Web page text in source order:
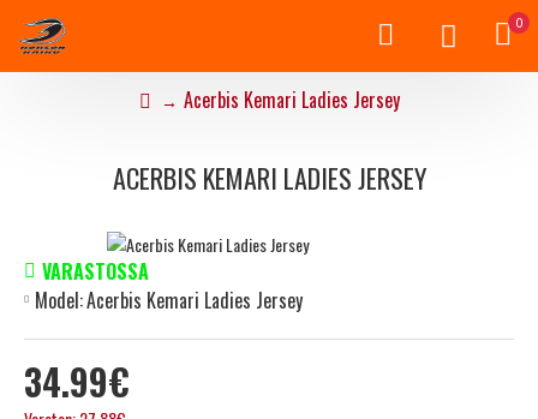
0
Acerbis Kemari Ladies Jersey
ACERBIS KEMARI LADIES JERSEY
34.99€
VARASTOSSA
Model:Acerbis Kemari Ladies Jersey